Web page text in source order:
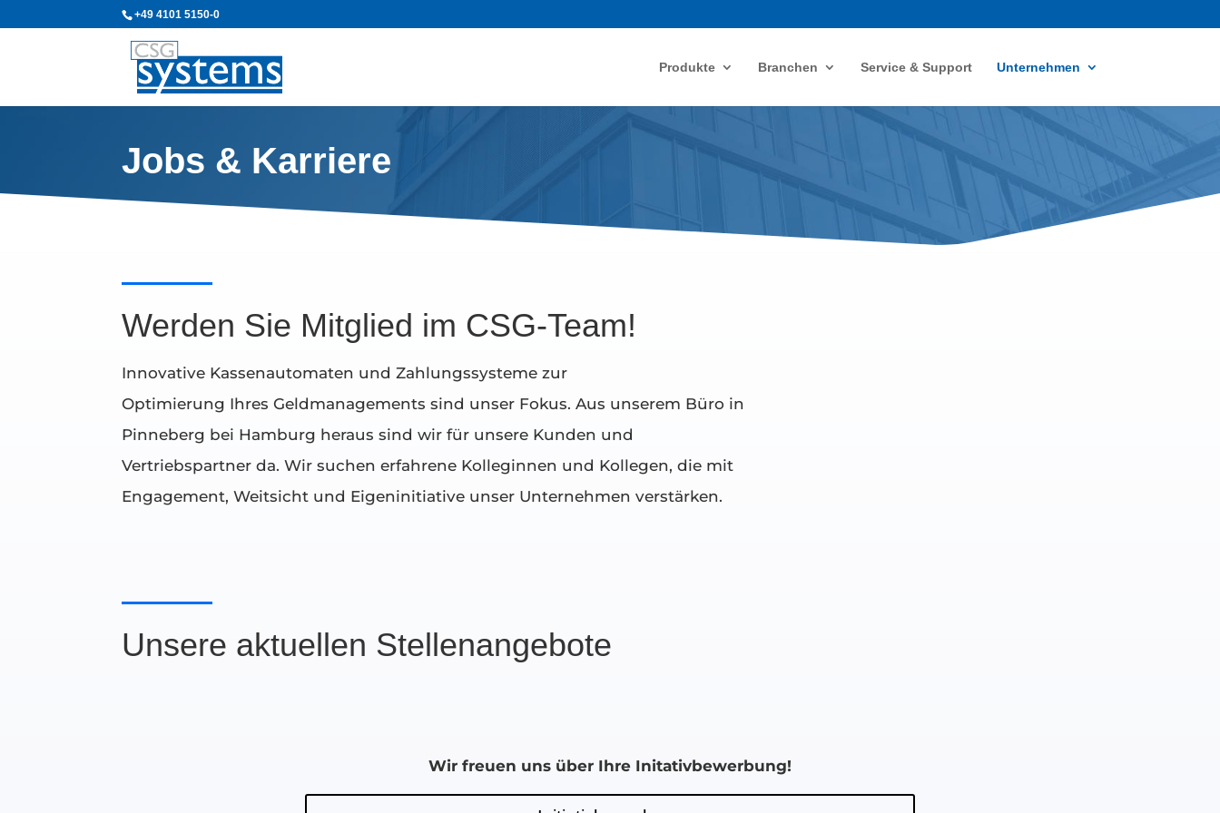
+49 4101 5150-0
Produkte Branchen Service & Support Unternehmen
Jobs & Karriere
Werden Sie Mitglied im CSG-Team!
Innovative Kassenautomaten und Zahlungssysteme zur
Optimierung Ihres Geldmanagements sind unser Fokus. Aus unserem Büro in
Pinneberg bei Hamburg heraus sind wir für unsere Kunden und
Vertriebspartner da. Wir suchen erfahrene Kolleginnen und Kollegen, die mit
Engagement, Weitsicht und Eigeninitiative unser Unternehmen verstärken.
Unsere aktuellen Stellenangebote
Wir freuen uns über Ihre Initativbewerbung!